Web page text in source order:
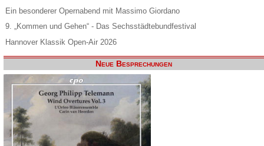
Ein besonderer Opernabend mit Massimo Giordano
9. „Kommen und Gehen“ - Das Sechsstädtebundfestival
Hannover Klassik Open-Air 2026
Neue Besprechungen